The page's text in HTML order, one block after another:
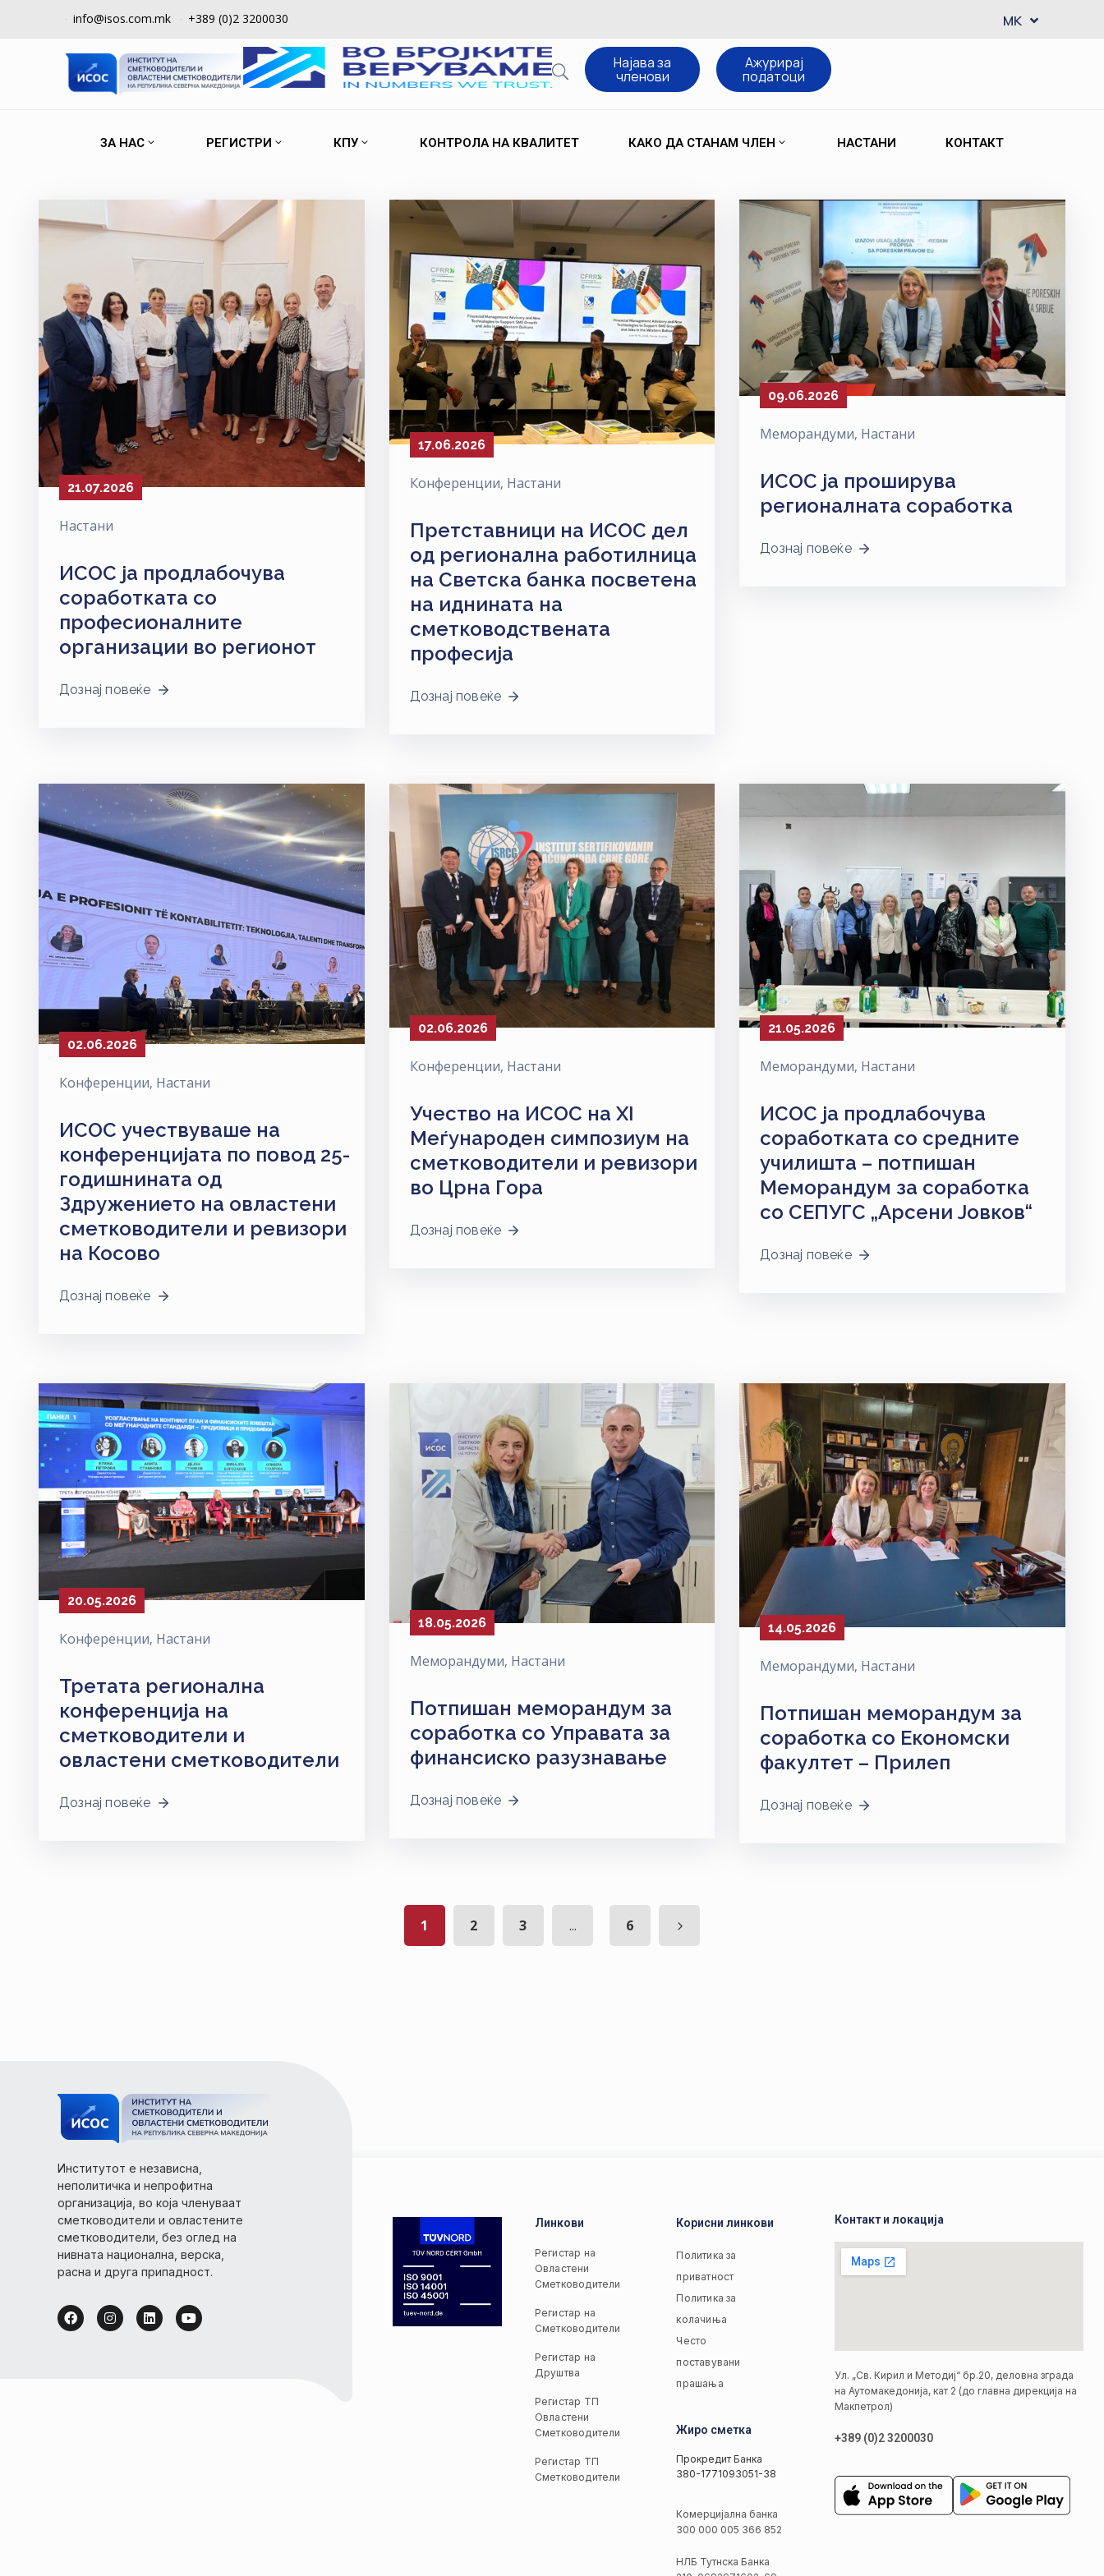
info@isos.com.mk +389 (0)2 3200030 MK
SQ
Најава за
членови
Ажурирај
податоци
ЗА НАС РЕГИСТРИ КПУ КОНТРОЛА НА КВАЛИТЕТ КАКО ДА СТАНАМ ЧЛЕН НАСТАНИ КОНТАКТ
21.07.2026
Настани
ИСОС ја продлабочува
соработката со
професионалните
организации во регионот
Дознај повеќе
17.06.2026
Конференции‚ Настани
Претставници на ИСОС дел
од регионална работилница
на Светска банка посветена
на иднината на
сметководствената
професија
Дознај повеќе
09.06.2026
Меморандуми‚ Настани
ИСОС ја проширува
регионалната соработка
Дознај повеќе
02.06.2026
Конференции‚ Настани
ИСОС учествуваше на
конференцијата по повод 25-
годишнината од
Здружението на овластени
сметководители и ревизори
на Косово
Дознај повеќе
02.06.2026
Конференции‚ Настани
Учество на ИСОС на XI
Меѓународен симпозиум на
сметководители и ревизори
во Црна Гора
Дознај повеќе
21.05.2026
Меморандуми‚ Настани
ИСОС ја продлабочува
соработката со средните
училишта – потпишан
Меморандум за соработка
со СЕПУГС „Арсени Јовков“
Дознај повеќе
20.05.2026
Конференции‚ Настани
Третата регионална
конференција на
сметководители и
овластени сметководители
Дознај повеќе
18.05.2026
Меморандуми‚ Настани
Потпишан меморандум за
соработка со Управата за
финансиско разузнавање
Дознај повеќе
14.05.2026
Меморандуми‚ Настани
Потпишан меморандум за
соработка со Економски
факултет – Прилеп
Дознај повеќе
1 2 3 ... 6
Институтот е независна,
неполитичка и непрофитна
организација, во која членуваат
сметководители и овластените
сметководители, без оглед на
нивната национална, верска,
расна и друга припадност.
Линкови
Регистар на
Овластени
Сметководители
Регистар на
Сметководители
Регистар на
Друштва
Регистар ТП
Овластени
Сметководители
Регистар ТП
Сметководители
Корисни линкови
Политика за
приватност
Политика за
колачиња
Често
поставувани
прашања
Жиро сметка
Прокредит Банка
380-1771093051-38
Комерцијална банка
300 000 005 366 852
НЛБ Тутнска Банка
Контакт и локација
Ул. „Св. Кирил и Методиј“ бр.20, деловна зграда
на Аутомакедонија, кат 2 (до главна дирекција на
Макпетрол)
+389 (0)2 3200030